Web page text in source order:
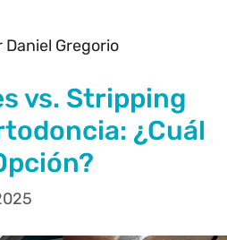
Gregorio
vs. Stripping
¿Cuál